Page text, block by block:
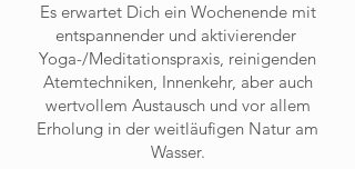
Es erwartet Dich ein Wochenende mit
entspannender und aktivierender
Yoga-/Meditationspraxis, reinigenden
Atemtechniken, Innenkehr, aber auch
wertvollem Austausch und vor allem
Erholung in der weitläufigen Natur am
Wasser.